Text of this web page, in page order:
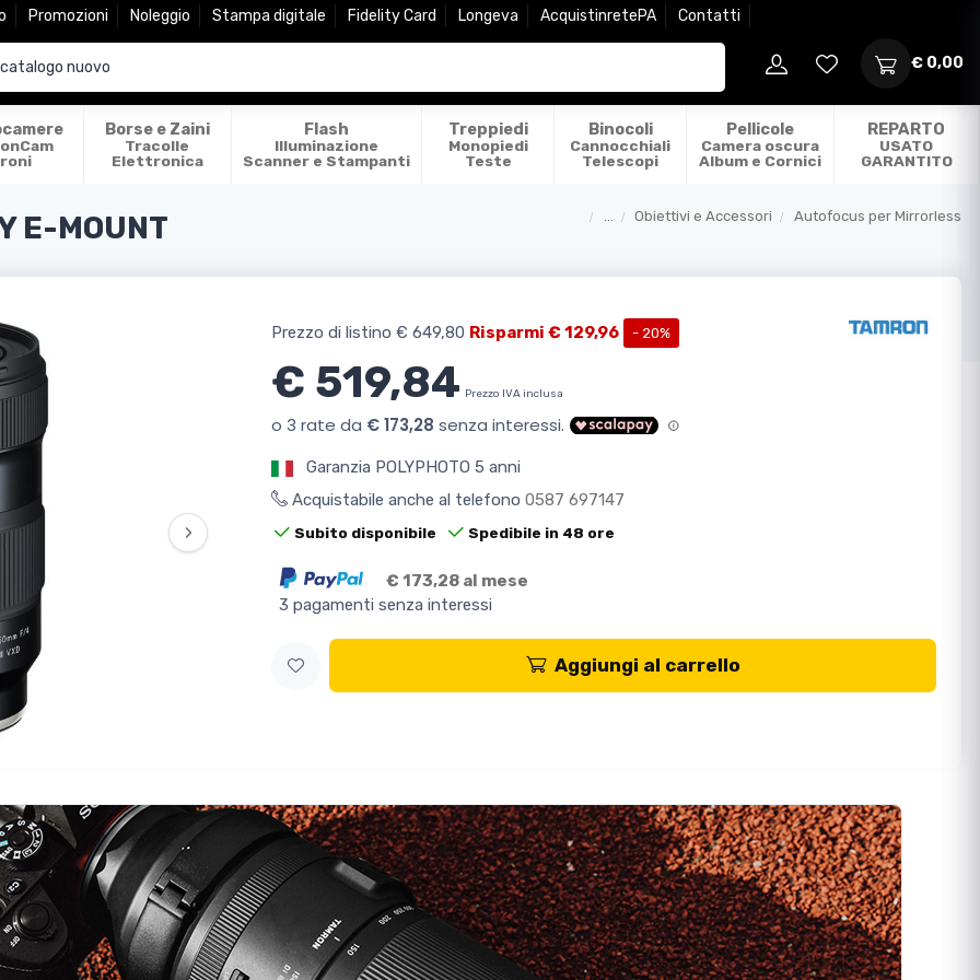
Promozioni Noleggio Stampa digitale Fidelity Card Longeva AcquistinretePA Contatti
€ 0,00
Borse e Zaini
Tracolle
Elettronica
Flash
Illuminazione
Scanner e Stampanti
Treppiedi
Monopiedi
Teste
Binocoli
Cannocchiali
Telescopi
Pellicole
Camera oscura
Album e Cornici
REPARTO
USATO
GARANTITO
Obiettivi e Accessori Autofocus per Mirrorless
E-MOUNT
›
Prezzo di listino € 649,80 Risparmi € 129,96 - 20%
€ 519,84 Prezzo IVA inclusa
Garanzia POLYPHOTO 5 anni
Acquistabile anche al telefono 0587 697147
Subito disponibile Spedibile in 48 ore
€ 173,28 al mese
3 pagamenti senza interessi
Aggiungi al carrello